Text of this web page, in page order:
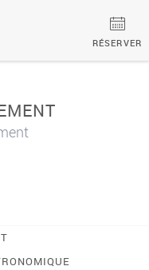
RÉSERVER
Espace Bien-être
résoudre la
encore